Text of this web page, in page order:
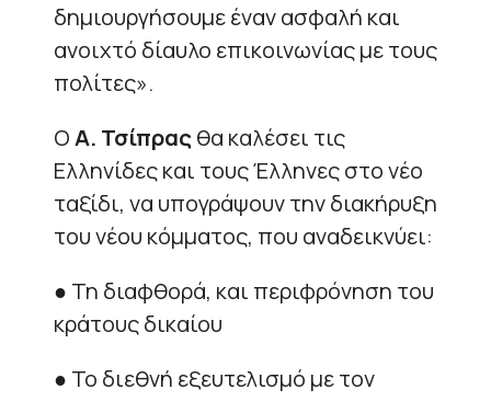
δημιουργήσουμε έναν ασφαλή και
ανοιχτό δίαυλο επικοινωνίας με τους
πολίτες».
ΟΑ. Τσίπραςθα καλέσει τις
Ελληνίδες και τους Έλληνες στο νέο
ταξίδι, να υπογράψουν την διακήρυξη
του νέου κόμματος, που αναδεικνύει:
● Τη διαφθορά, και περιφρόνηση του
κράτους δικαίου
● Το διεθνή εξευτελισμό με τον